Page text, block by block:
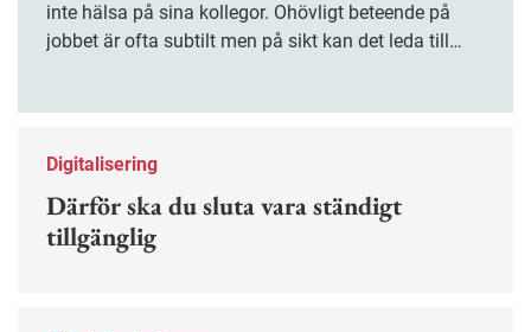
inte hälsa på sina kollegor. Ohövligt beteende på
jobbet är ofta subtilt men på sikt kan det leda till
Digitalisering
Därför ska du sluta vara ständigt
tillgänglig